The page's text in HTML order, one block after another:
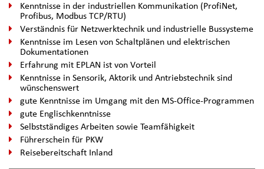
Kenntnisse in der industriellen Kommunikation (ProfiNet,
Profibus, Modbus TCP/RTU)
Verständnis für Netzwerktechnik und industrielle Bussysteme
Kenntnisse im Lesen von Schaltplänen und elektrischen
Dokumentationen
Erfahrung mit EPLAN ist von Vorteil
Kenntnisse in Sensorik, Aktorik und Antriebstechnik sind
wünschenswert
gute Kenntnisse im Umgang mit den MS-Office-Programmen
gute Englischkenntnisse
Selbstständiges Arbeiten sowie Teamfähigkeit
Führerschein für PKW
Reisebereitschaft Inland